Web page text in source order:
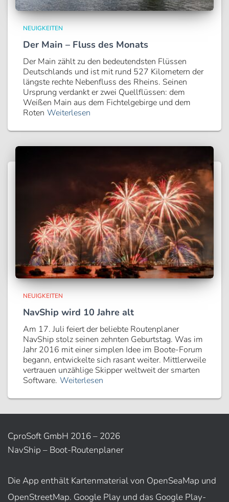
NEUIGKEITEN
Der Main – Fluss des Monats
Der Main zählt zu den bedeutendsten Flüssen
Deutschlands und ist mit rund 527 Kilometern der
längste rechte Nebenfluss des Rheins. Seinen
Ursprung verdankt er zwei Quellflüssen: dem
Weißen Main aus dem Fichtelgebirge und dem
Roten Weiterlesen
NEUIGKEITEN
NavShip wird 10 Jahre alt
Am 17. Juli feiert der beliebte Routenplaner
NavShip stolz seinen zehnten Geburtstag. Was im
Jahr 2016 mit einer simplen Idee im Boote-Forum
begann, entwickelte sich rasant weiter. Mittlerweile
vertrauen unzählige Skipper weltweit der smarten
Software. Weiterlesen
CproSoft GmbH 2016 – 2026
NavShip – Boot-Routenplaner
Die App enthält Kartenmaterial von OpenSeaMap und
OpenStreetMap. Google Play und das Google Play-